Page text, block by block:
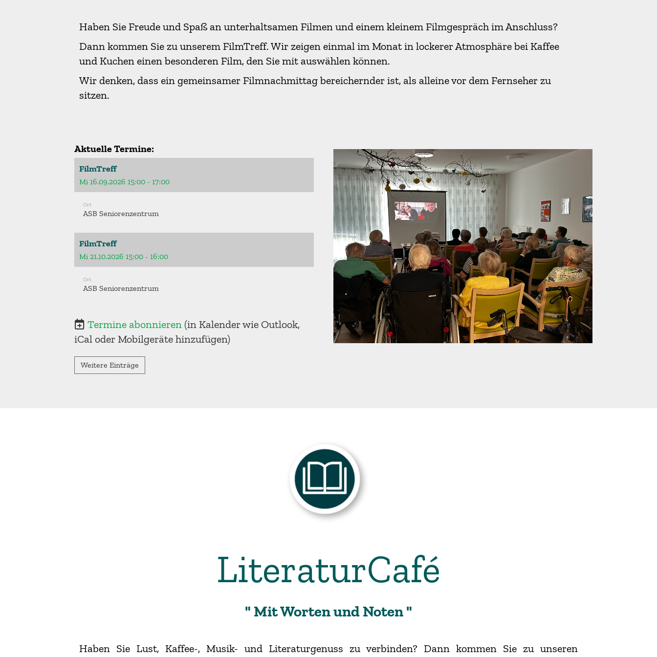
Haben Sie Freude und Spaß an unterhaltsamen Filmen und einem kleinem Filmgespräch im Anschluss?
Dann kommen Sie zu unserem FilmTreff. Wir zeigen einmal im Monat in lockerer Atmosphäre bei Kaffee
und Kuchen einen besonderen Film, den Sie mit auswählen können.
Wir denken, dass ein gemeinsamer Filmnachmittag bereichernder ist, als alleine vor dem Fernseher zu
sitzen.
Aktuelle Termine:
FilmTreff
Mi 16.09.2026 15:00 - 17:00
Ort
ASB Seniorenzentrum
FilmTreff
Mi 21.10.2026 15:00 - 16:00
Ort
ASB Seniorenzentrum
Termine abonnieren (in Kalender wie Outlook,
iCal oder Mobilgeräte hinzufügen)
Weitere Einträge
LiteraturCafé
" Mit Worten und Noten "
Haben Sie Lust, Kaffee-, Musik- und Literaturgenuss zu verbinden? Dann kommen Sie zu unseren